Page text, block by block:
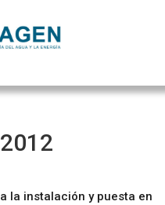
la instalación y puesta en